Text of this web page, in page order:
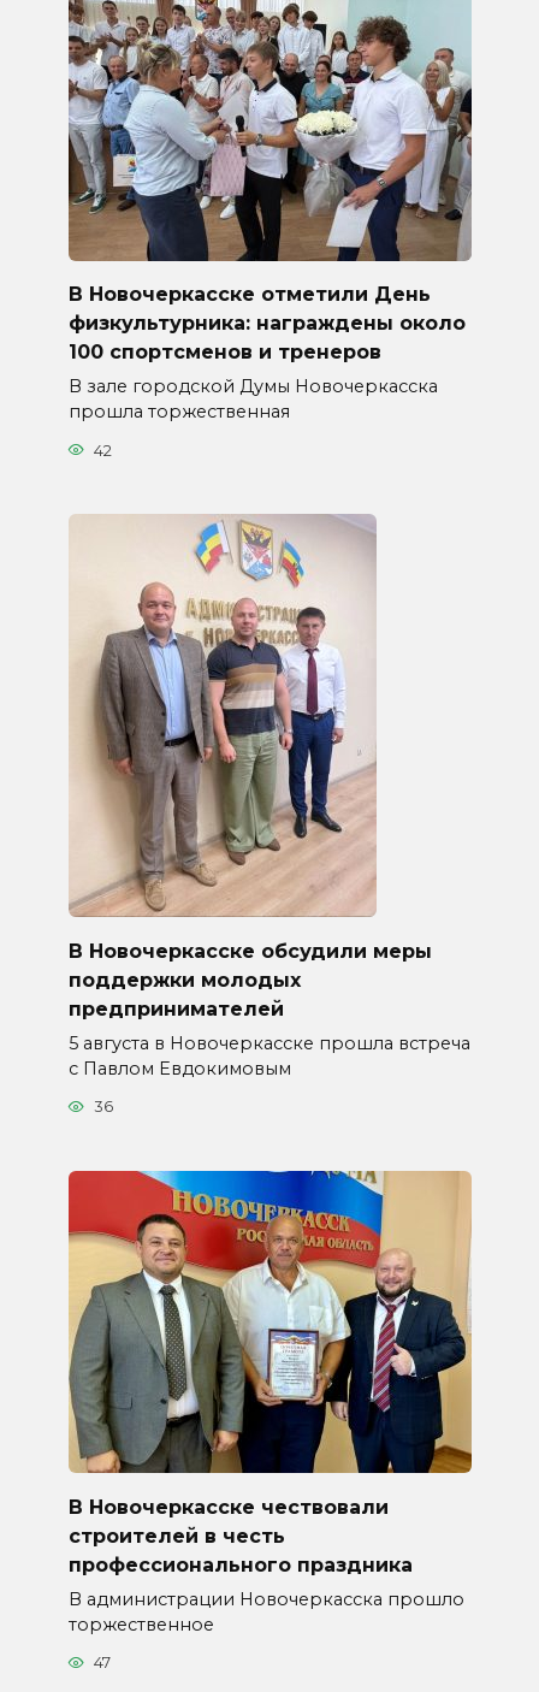
В Новочеркасске отметили День
физкультурника: награждены около
100 спортсменов и тренеров
В зале городской Думы Новочеркасска
прошла торжественная
42
В Новочеркасске обсудили меры
поддержки молодых
предпринимателей
5 августа в Новочеркасске прошла встреча
с Павлом Евдокимовым
36
В Новочеркасске чествовали
строителей в честь
профессионального праздника
В администрации Новочеркасска прошло
торжественное
47